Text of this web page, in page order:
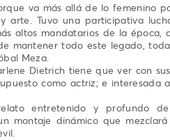
va más allá de lo femenino
Tuvo una participativa
altos mandatarios de la época,
mantener todo este legado,
Meza.
Dietrich tiene que ver con
como actriz; e interesada
entretenido y profundo
montaje dinámico que